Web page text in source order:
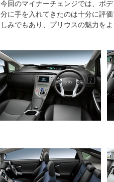
今回のマイナーチェンジでは、ボ
分に手を入れてきたのは十分に評
しみでもあり、プリウスの魅力をよ